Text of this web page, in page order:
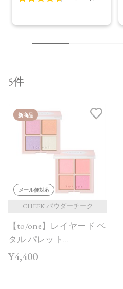
5件
新商品
メール便対応
CHEEK パウダーチーク
【to/one】レイヤード ペ
タル パレット
［EX03,EX04］＜2026
¥4,400